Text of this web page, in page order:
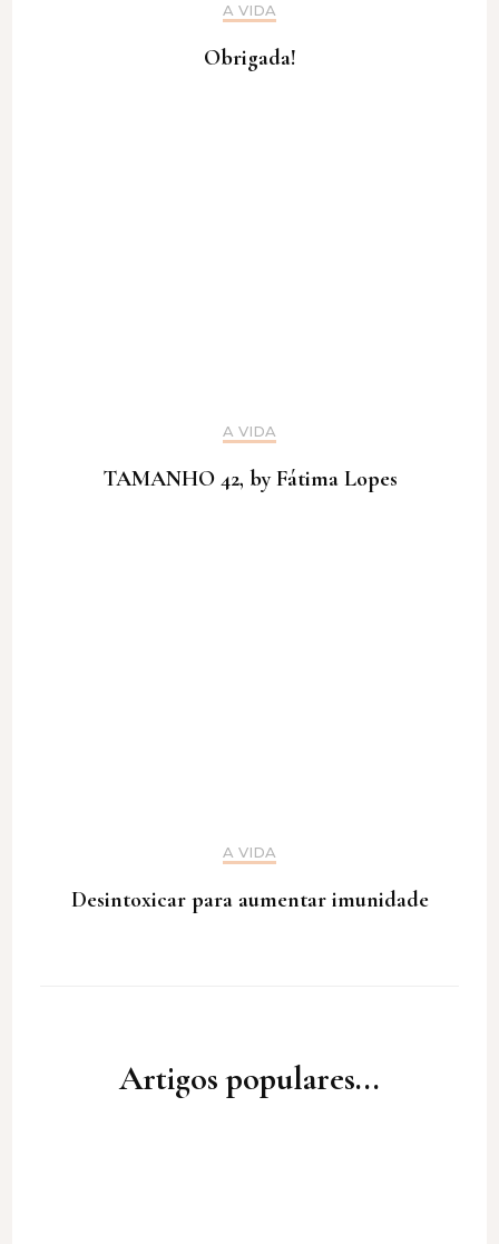
A VIDA
Obrigada!
A VIDA
TAMANHO 42, by Fátima Lopes
A VIDA
Desintoxicar para aumentar imunidade
Artigos populares...